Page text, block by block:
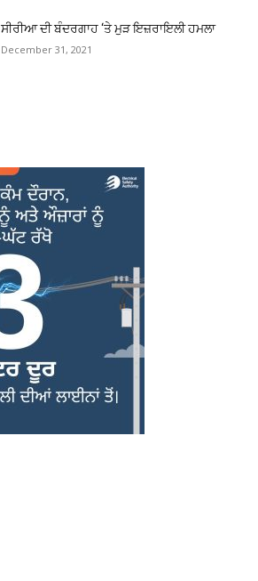
ਸੀਰੀਆ ਦੀ ਬੰਦਰਗਾਹ ‘ਤੇ ਮੁੜ ਇਜ਼ਰਾਇਲੀ ਹਮਲਾ
December 31, 2021